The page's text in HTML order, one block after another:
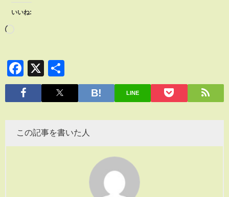
いいね:
Facebook
X
有
LINE
この記事を書いた人